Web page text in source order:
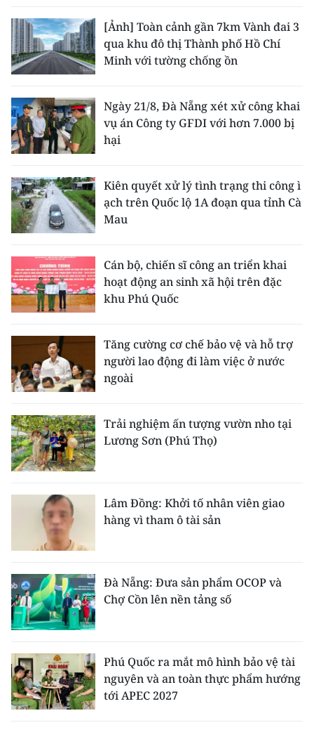
中文
FRANÇAIS
РУССКИЙ
ESPAÑOL
한국어
[Ảnh] Toàn cảnh gần 7km Vành đai 3
qua khu đô thị Thành phố Hồ Chí
Minh với tường chống ồn
Ngày 21/8, Đà Nẵng xét xử công khai
vụ án Công ty GFDI với hơn 7.000 bị
hại
Kiên quyết xử lý tình trạng thi công ì
ạch trên Quốc lộ 1A đoạn qua tỉnh Cà
Mau
Cán bộ, chiến sĩ công an triển khai
hoạt động an sinh xã hội trên đặc
khu Phú Quốc
Tăng cường cơ chế bảo vệ và hỗ trợ
người lao động đi làm việc ở nước
ngoài
Trải nghiệm ấn tượng vườn nho tại
Lương Sơn (Phú Thọ)
Lâm Đồng: Khởi tố nhân viên giao
hàng vì tham ô tài sản
Đà Nẵng: Đưa sản phẩm OCOP và
Chợ Cồn lên nền tảng số
Phú Quốc ra mắt mô hình bảo vệ tài
nguyên và an toàn thực phẩm hướng
tới APEC 2027